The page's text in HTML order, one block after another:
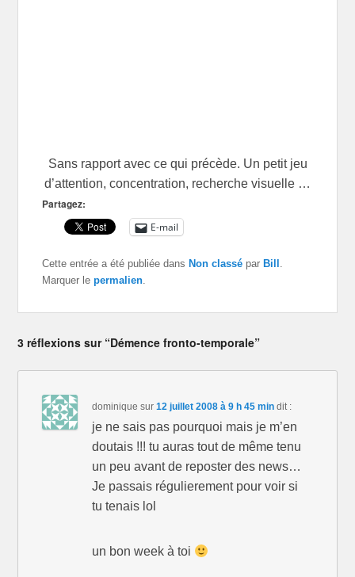
Sans rapport avec ce qui précède. Un petit jeu
d’attention, concentration, recherche visuelle …
Partagez:
E-mail
Cette entrée a été publiée dans Non classé par Bill .
Marquer lepermalien.
3 réflexions sur “Démence fronto-temporale”
dominique sur12 juillet 2008 à 9 h 45 min dit :
je ne sais pas pourquoi mais je m’en
doutais !!! tu auras tout de même tenu
un peu avant de reposter des news…
Je passais régulierement pour voir si
tu tenais lol
un bon week à toi